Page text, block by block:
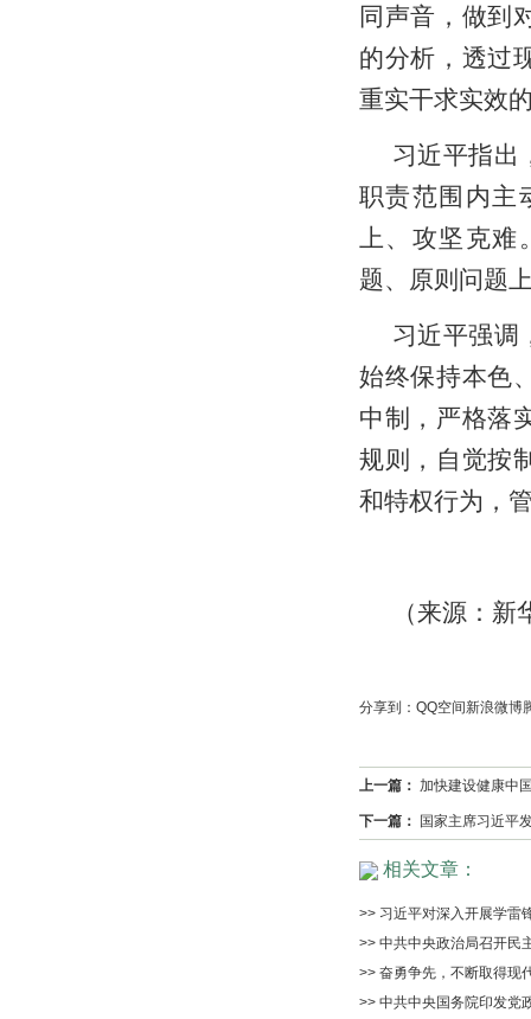
同声音，做到
的分析，透过
重实干求实效
习近平指出
职责范围内主
上、攻坚克难
题、原则问题
习近平强调
始终保持本色
中制，严格落
规则，自觉按
和特权行为，
（来源：新
分享到： QQ空间新浪微博
上一篇： 加快建设健康中
下一篇： 国家主席习近平
相关文章：
>> 习近平对深入开展学雷
>> 中共中央政治局召开民
>> 奋勇争先，不断取得现
>> 中共中央国务院印发党